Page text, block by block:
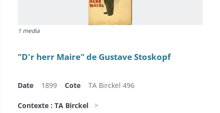
1 media
"D'r herr Maire" de Gustave Stoskopf
Date 1899 Cote TA Birckel 496
Contexte : TA Birckel